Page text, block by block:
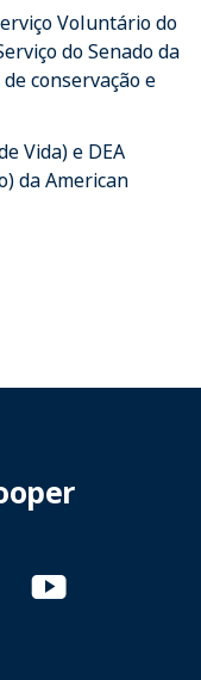
Voluntário do
do Senado da
conservação e
Vida) e DEA
da American